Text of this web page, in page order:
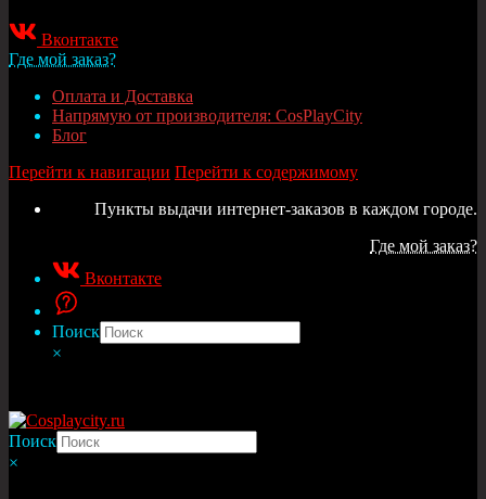
Вконтакте
Где мой заказ?
Оплата и Доставка
Напрямую от производителя: CosPlayCity
Блог
Перейти к навигации Перейти к содержимому
Пункты выдачи интернет-заказов в каждом городе.
Где мой заказ?
Вконтакте
Поиск
×
Поиск
×